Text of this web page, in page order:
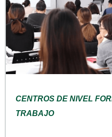
CENTROS DE NIVEL
TRABAJO